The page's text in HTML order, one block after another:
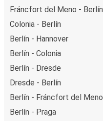
Fráncfort del Meno - Berlín
Colonia - Berlín
Berlín - Hannover
Berlín - Colonia
Berlín - Dresde
Dresde - Berlín
Berlín - Fráncfort del Meno
Berlín - Praga